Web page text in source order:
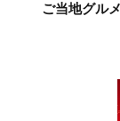
ご当地グル